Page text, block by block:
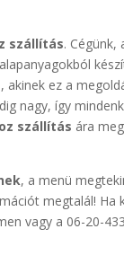
szállítás.
ez a
nagy, így
szállítás ára
, a menü
megtalál! Ha
vagy a 06-20-